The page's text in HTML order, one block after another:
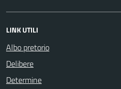
LINK UTILI
Albo pretorio
Delibere
Determine